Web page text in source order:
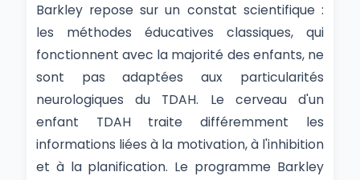
Barkley repose sur un constat scientifique :
les méthodes éducatives classiques, qui
fonctionnent avec la majorité des enfants, ne
sont pas adaptées aux particularités
neurologiques du TDAH. Le cerveau d'un
enfant TDAH traite différemment les
informations liées à la motivation, à l'inhibition
et à la planification. Le programme Barkley